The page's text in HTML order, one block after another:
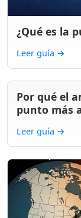
¿Qué es la
Leer guía →
Por qué el
punto más
Leer guía →